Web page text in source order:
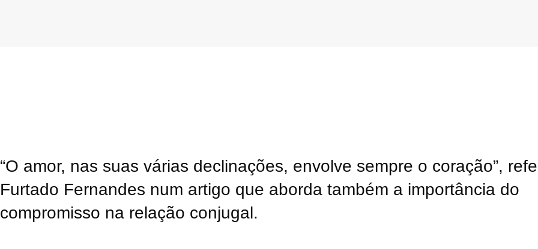
“O amor, nas suas várias declinações, envolve sempre o coração”,
Furtado Fernandes num artigo que aborda também a importância do
compromisso na relação conjugal.